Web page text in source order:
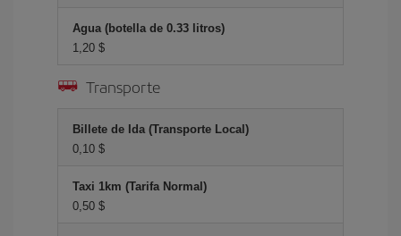
Agua (botella de 0.33 litros)
1,20 $
Transporte
Billete de Ida (Transporte Local)
0,10 $
Taxi 1km (Tarifa Normal)
0,50 $